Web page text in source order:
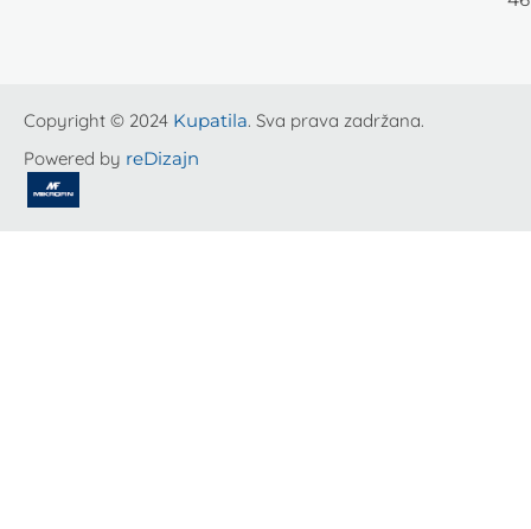
Copyright © 2024 Kupatila. Sva prava zadržana.
Powered by reDizajn